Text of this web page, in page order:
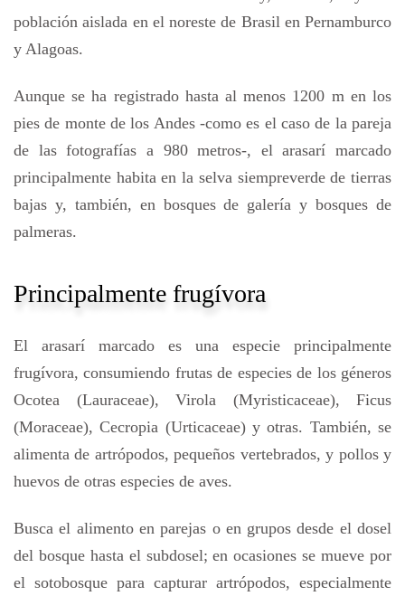
población aislada en el noreste de Brasil en Pernamburco
y Alagoas.
Aunque se ha registrado hasta al menos 1200 m en los
pies de monte de los Andes -como es el caso de la pareja
de las fotografías a 980 metros-, el arasarí marcado
principalmente habita en la selva siempreverde de tierras
bajas y, también, en bosques de galería y bosques de
palmeras.
Principalmente frugívora
El arasarí marcado es una especie principalmente
frugívora, consumiendo frutas de especies de los géneros
Ocotea (Lauraceae), Virola (Myristicaceae), Ficus
(Moraceae), Cecropia (Urticaceae) y otras. También, se
alimenta de artrópodos, pequeños vertebrados, y pollos y
huevos de otras especies de aves.
Busca el alimento en parejas o en grupos desde el dosel
del bosque hasta el subdosel; en ocasiones se mueve por
el sotobosque para capturar artrópodos, especialmente